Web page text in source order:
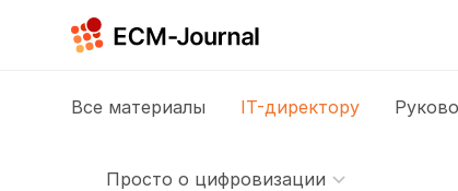
Все материалы IT-директору
Просто о цифровизации